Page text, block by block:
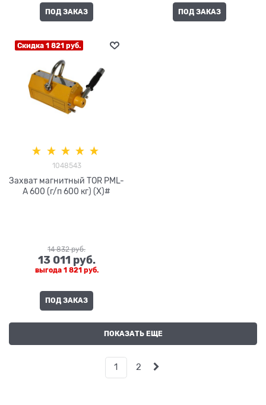
ПОД ЗАКАЗ ПОД ЗАКАЗ
Скидка 1 821 руб.
1048543
Захват магнитный TOR PML-
A 600 (г/п 600 кг) (X)#
14 832 руб.
13 011 руб.
выгода 1 821 руб.
ПОД ЗАКАЗ
ПОКАЗАТЬ ЕЩЕ
1 2